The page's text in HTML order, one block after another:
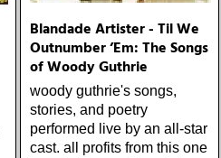
Blandade Artister - Til We
Outnumber ’Em: The Songs
of Woody Guthrie
woody guthrie's songs,
stories, and poetry
performed live by an all-star
cast. all profits from this one